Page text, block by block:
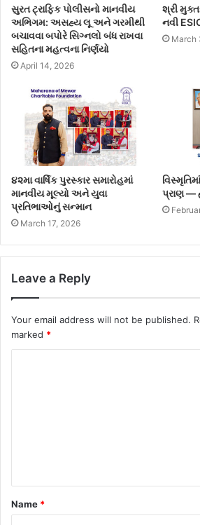
સુરત ટ્રાફિક પોલીસનો માનવીય
અભિગમ: અસહ્ય લૂ અને ગરમીથી
બચાવવા બપોરે સિગ્નલો બંધ રાખવા
સહિતના મહત્વના નિર્ણયો
April 14, 2026
શ્રી
નવી
March
૪૨મા વાર્ષિક પુરસ્કાર સમારોહમાં
માનવીય મૂલ્યો અને યુવા
પ્રતિભાઓનું સન્માન
March 17, 2026
પ્રાણ —
Leave a Reply
Your email address will not be published.
marked *
Name *